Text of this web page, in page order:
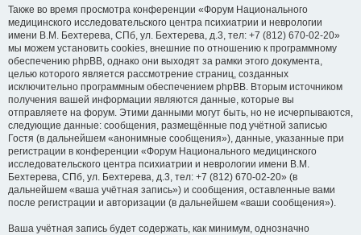
Также во время просмотра конференции «Форум Национального
медицинского исследовательского центра психиатрии и неврологии
имени В.М. Бехтерева, СПб, ул. Бехтерева, д.3, тел: +7 (812) 670-02-20»
мы можем установить cookies, внешние по отношению к программному
обеспечению phpBB, однако они выходят за рамки этого документа,
целью которого является рассмотрение страниц, созданных
исключительно программным обеспечением phpBB. Вторым источником
получения вашей информации являются данные, которые вы
отправляете на форум. Этими данными могут быть, но не исчерпываются,
следующие данные: сообщения, размещённые под учётной записью
Гостя (в дальнейшем «анонимные сообщения»), данные, указанные при
регистрации в конференции «Форум Национального медицинского
исследовательского центра психиатрии и неврологии имени В.М.
Бехтерева, СПб, ул. Бехтерева, д.3, тел: +7 (812) 670-02-20» (в
дальнейшем «ваша учётная запись») и сообщения, оставленные вами
после регистрации и авторизации (в дальнейшем «ваши сообщения»).
Ваша учётная запись будет содержать, как минимум, однозначно